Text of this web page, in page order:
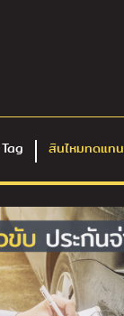
Tag สินไหมทดแทน